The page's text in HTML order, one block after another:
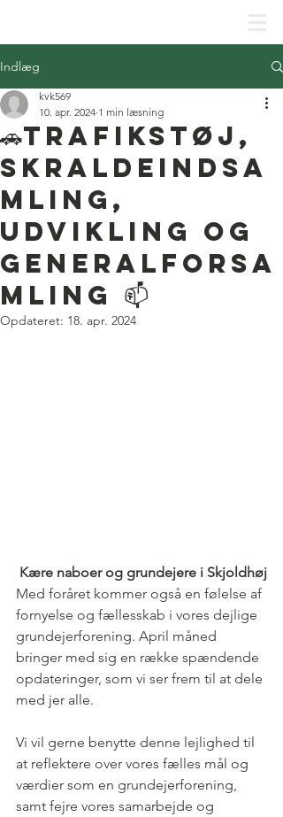
Indlæg
🚗Trafikstøj,
skraldeindsa
mling,
udvikling og
Generalforsa
mling 📫
kvk569
10. apr. 2024 1 min læsning
Opdateret: 18. apr. 2024
Kære naboer og grundejere i Skjoldhøj
Med foråret kommer også en følelse af
fornyelse og fællesskab i vores dejlige
grundejerforening. April måned
bringer med sig en række spændende
opdateringer, som vi ser frem til at dele
med jer alle.
Vi vil gerne benytte denne lejlighed til
at reflektere over vores fælles mål og
værdier som en grundejerforening,
samt fejre vores samarbejde og